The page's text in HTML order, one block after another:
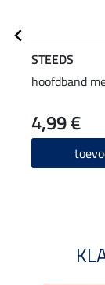
STEEDS
hoofdband
4,99 €